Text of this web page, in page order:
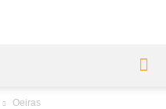
Oeiras